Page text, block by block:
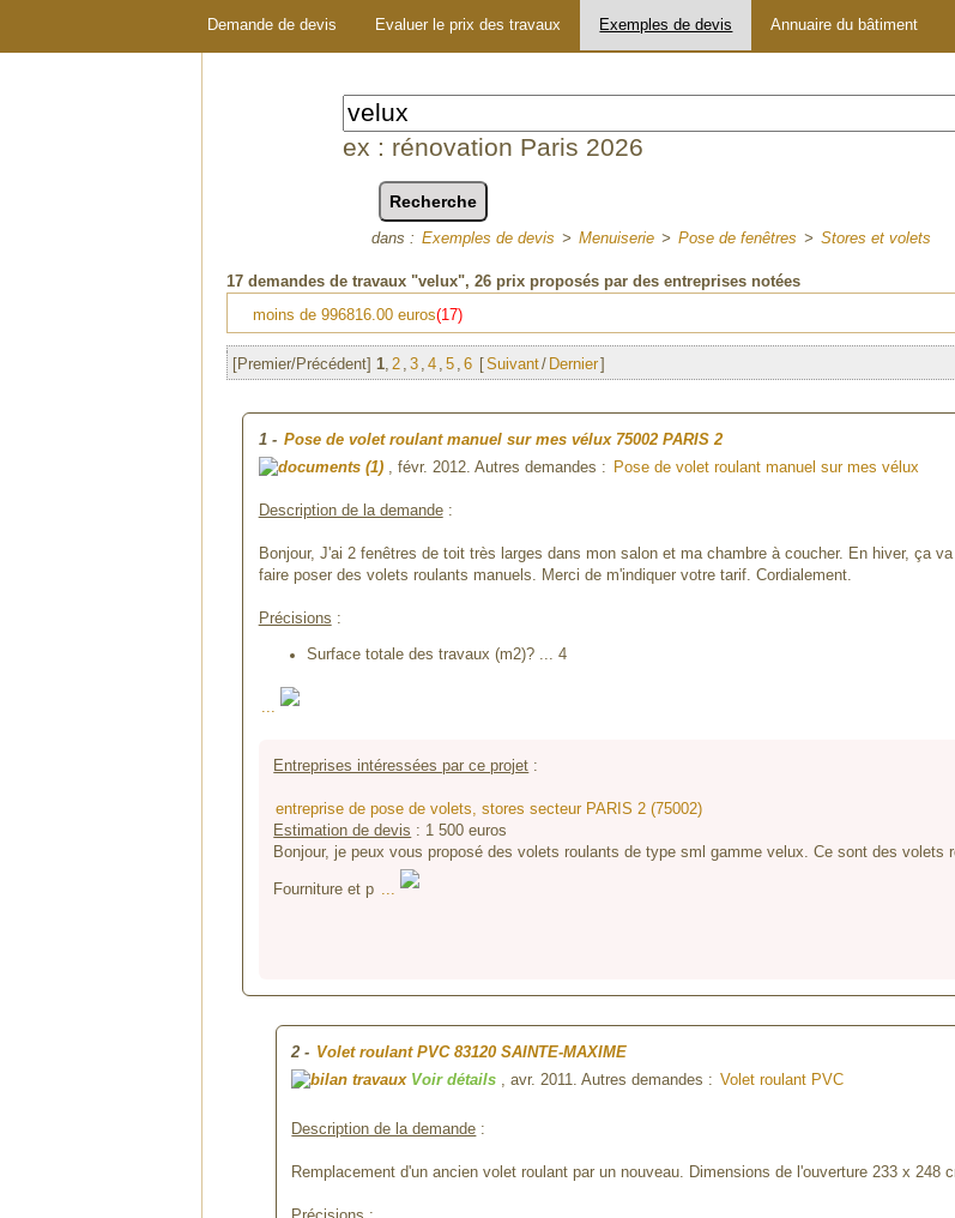
Demande de devis Evaluer le prix des travaux Exemples de devis Annuaire du bâtiment
ex : rénovation Paris 2026
dans : Exemples de devis > Menuiserie > Pose de fenêtres > Stores et volets
17 demandes de travaux "velux", 26 prix proposés par des entreprises notées
moins de 996816.00 euros(17)
[Premier/Précédent] 1, 2 , 3 , 4 , 5 , 6 Suivant/ Dernier
1- Pose de volet roulant manuel sur mes vélux 75002 PARIS 2
(1) , févr. 2012. Autres demandes : Pose de volet roulant manuel sur mes vélux
Description de la demande:
Bonjour, J'ai 2 fenêtres de toit très larges dans mon salon et ma chambre à coucher. En hiver, ça
faire poser des volets roulants manuels. Merci de m'indiquer votre tarif. Cordialement.
Précisions :
Surface totale des travaux (m2)? ... 4
...
Entreprises intéressées par ce projet :
entreprise de pose de volets, stores secteur PARIS 2 (75002)
Estimation de devis : 1 500 euros
Bonjour, je peux vous proposé des volets roulants de type sml gamme velux. Ce sont des volets
Fourniture et p ...
2 - Volet roulant PVC83120 SAINTE-MAXIME
Voir détails , avr. 2011. Autres demandes : Volet roulant PVC
Description de la demande :
Remplacement d'un ancien volet roulant par un nouveau. Dimensions de l'ouverture 233 x 248